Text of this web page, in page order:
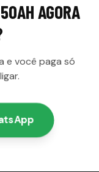
AGORA
e você paga só